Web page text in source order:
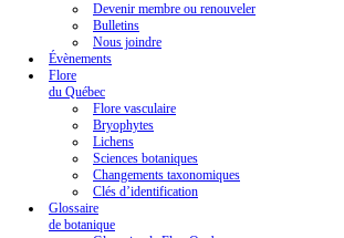
Devenir membre ou renouveler
Bulletins
Nous joindre
Évènements
Flore
du Québec
Flore vasculaire
Bryophytes
Lichens
Sciences botaniques
Changements taxonomiques
Clés d’identification
Glossaire
de botanique